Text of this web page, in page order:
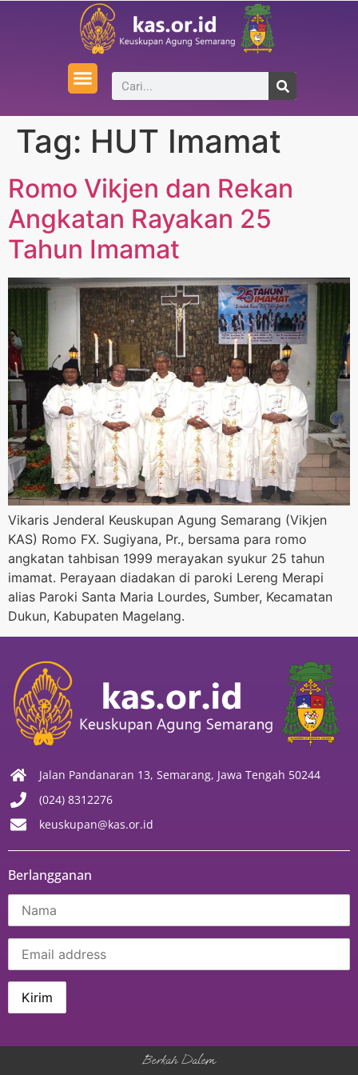
Tag: HUT Imamat
Romo Vikjen dan Rekan
Angkatan Rayakan 25
Tahun Imamat
Vikaris Jenderal Keuskupan Agung Semarang (Vikjen
KAS) Romo FX. Sugiyana, Pr., bersama para romo
angkatan tahbisan 1999 merayakan syukur 25 tahun
imamat. Perayaan diadakan di paroki Lereng Merapi
alias Paroki Santa Maria Lourdes, Sumber, Kecamatan
Dukun, Kabupaten Magelang.
Jalan Pandanaran 13, Semarang, Jawa Tengah 50244
(024) 8312276
keuskupan@kas.or.id
Berlangganan
Berkah Dalem